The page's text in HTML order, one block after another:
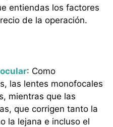
entiendas los factores
de la operación.
: Como
las lentes monofocales
mientras que las
que corrigen tanto la
la lejana e incluso el